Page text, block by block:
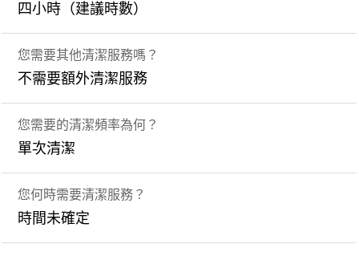
四小時（建議時數）
您需要其他清潔服務嗎？
不需要額外清潔服務
您需要的清潔頻率為何？
單次清潔
您何時需要清潔服務？
時間未確定